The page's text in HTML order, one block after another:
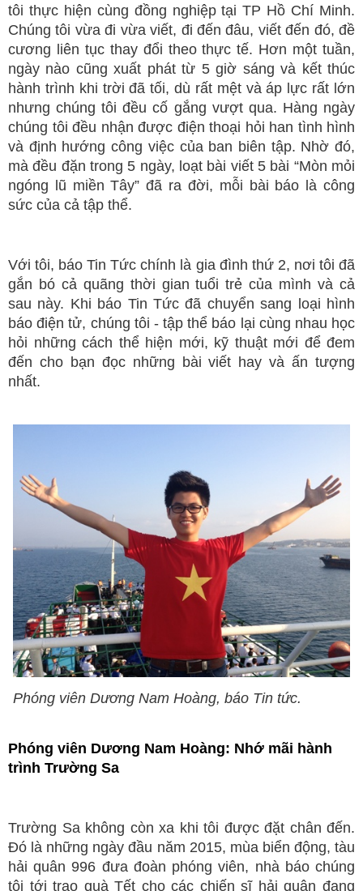
tôi thực hiện cùng đồng nghiệp tại TP Hồ Chí Minh.
Chúng tôi vừa đi vừa viết, đi đến đâu, viết đến đó, đề
cương liên tục thay đổi theo thực tế. Hơn một tuần,
ngày nào cũng xuất phát từ 5 giờ sáng và kết thúc
hành trình khi trời đã tối, dù rất mệt và áp lực rất lớn
nhưng chúng tôi đều cố gắng vượt qua. Hàng ngày
chúng tôi đều nhận được điện thoại hỏi han tình hình
và định hướng công việc của ban biên tập. Nhờ đó,
mà đều đặn trong 5 ngày, loạt bài viết 5 bài “Mòn mỏi
ngóng lũ miền Tây” đã ra đời, mỗi bài báo là công
sức của cả tập thể.
Với tôi, báo Tin Tức chính là gia đình thứ 2, nơi tôi đã
gắn bó cả quãng thời gian tuổi trẻ của mình và cả
sau này. Khi báo Tin Tức đã chuyển sang loại hình
báo điện tử, chúng tôi - tập thể báo lại cùng nhau học
hỏi những cách thể hiện mới, kỹ thuật mới để đem
đến cho bạn đọc những bài viết hay và ấn tượng
nhất.
Phóng viên Dương Nam Hoàng, báo Tin tức.
Phóng viên Dương Nam Hoàng: Nhớ mãi hành
trình Trường Sa
Trường Sa không còn xa khi tôi được đặt chân đến.
Đó là những ngày đầu năm 2015, mùa biển động, tàu
hải quân 996 đưa đoàn phóng viên, nhà báo chúng
tôi tới trao quà Tết cho các chiến sĩ hải quân đang